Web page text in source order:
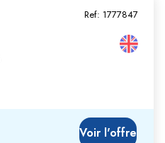
Ref: 1777847
Voir l'offre